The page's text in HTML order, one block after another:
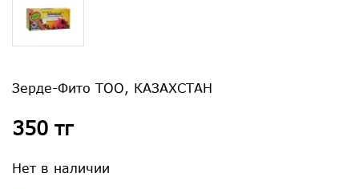
Зерде-Фито ТОО, КАЗАХСТАН
350 тг
Нет в наличии